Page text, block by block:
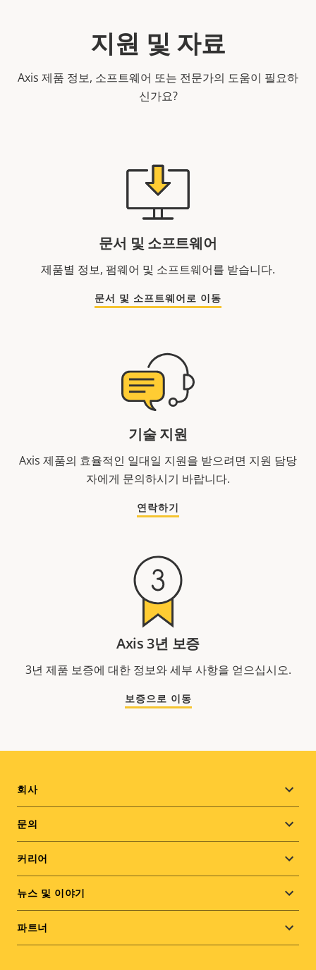
지원 및 자료
Axis 제품 정보, 소프트웨어 또는 전문가의 도움이 필요하
신가요?
문서 및 소프트웨어
제품별 정보, 펌웨어 및 소프트웨어를 받습니다.
문서 및 소프트웨어로 이동
기술 지원
Axis 제품의 효율적인 일대일 지원을 받으려면 지원 담당
자에게 문의하시기 바랍니다.
연락하기
Axis 3년 보증
3년 제품 보증에 대한 정보와 세부 사항을 얻으십시오.
보증으로 이동
Footer
menu
회사
문의
커리어
뉴스 및 이야기
파트너